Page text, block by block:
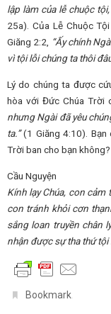
lập làm của lễ chuộc
25a). Của Lễ Chuộc
Giăng 2:2, “Ấy chính
vì tội lỗi chúng ta thôi
Lý do chúng ta được
hòa với Đức Chúa Trời
nhưng Ngài đã yêu
ta.”(1 Giăng 4:10). Bạn
Trời ban cho bạn không?
Cầu Nguyện
Kính lạy Chúa, con cảm
con tránh khỏi cơn
sắng loan truyền chân
nhận được sự tha thứ tội
Bookmark.